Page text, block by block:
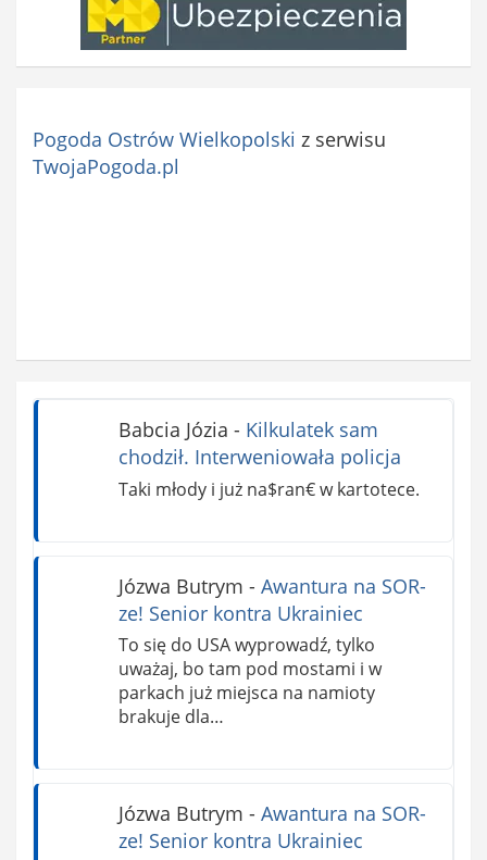
Pogoda Ostrów Wielkopolski z serwisu
TwojaPogoda.pl
Babcia Józia - Kilkulatek sam
chodził. Interweniowała policja
Taki młody i już na$ran€ w kartotece.
Józwa Butrym - Awantura na SOR-
ze! Senior kontra Ukrainiec
To się do USA wyprowadź, tylko
uważaj, bo tam pod mostami i w
parkach już miejsca na namioty
brakuje dla…
Józwa Butrym - Awantura na SOR-
ze! Senior kontra Ukrainiec